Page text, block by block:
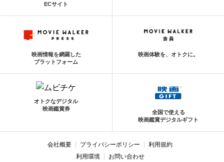
ECサイト
映画情報を網羅した
プラットフォーム
映画体験を、オトクに。
オトクなデジタル
映画鑑賞券
全国で使える
映画鑑賞デジタルギフト
会社概要 プライバシーポリシー
利用規約
利用環境
お問い合わせ